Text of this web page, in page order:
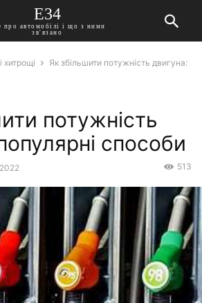
E34
про автомобілі і що з ними
зв'язано
хитрощі
Як збільшити потужність двигуна:
потужність
способи
513